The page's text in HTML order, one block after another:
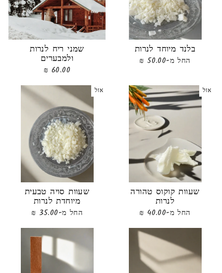
בלנד מיוחד לנרות
החל מ-50.00 ₪
שמני ריח לנרות
ולמבערים
60.00 ₪
אזל
שעוות קוקוס טהורה
לנרות
החל מ-40.00 ₪
אזל
שעוות סויה טבעית
מיוחדת לנרות
החל מ-35.00 ₪